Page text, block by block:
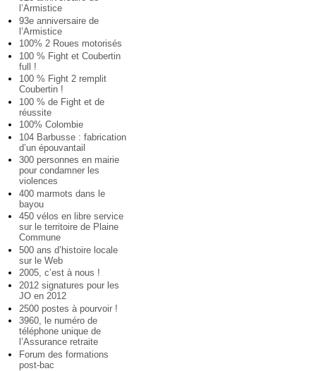
l’Armistice
93e anniversaire de
l’Armistice
100% 2 Roues motorisés
100 % Fight et Coubertin
full !
100 % Fight 2 remplit
Coubertin !
100 % de Fight et de
réussite
100% Colombie
104 Barbusse : fabrication
d’un épouvantail
300 personnes en mairie
pour condamner les
violences
400 marmots dans le
bayou
450 vélos en libre service
sur le territoire de Plaine
Commune
500 ans d’histoire locale
sur le Web
2005, c’est à nous !
2012 signatures pour les
JO en 2012
2500 postes à pourvoir !
3960, le numéro de
téléphone unique de
l’Assurance retraite
Forum des formations
post-bac